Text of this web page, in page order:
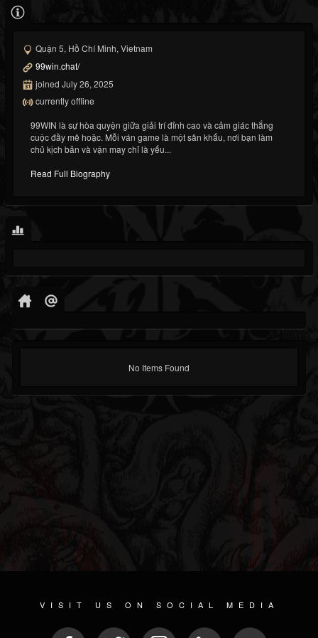
Quận 5, Hồ Chí Minh, Vietnam
99win.chat/
joined July 26, 2025
currently offline
99WIN là sự hòa quyện giữa giải trí đỉnh cao và cảm giác thắng
cuộc đầy mê hoặc. Mỗi ván game là một sân khấu, nơi bạn làm
chủ kịch bản và vận may chỉ là yếu...
Read Full Biography
No Items Found
VISIT US ON SOCIAL MEDIA